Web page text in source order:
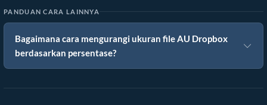
PANDUAN CARA LAINNYA
Bagaimana cara mengurangi ukuran file AU Dropbox
berdasarkan persentase?